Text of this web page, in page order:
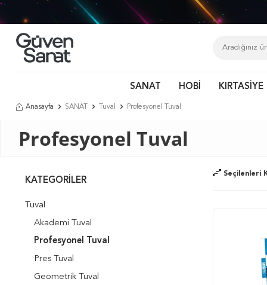
SANAT HOBİ KIRTASİYE
Anasayfa SANAT Tuval Profesyonel Tuval
Profesyonel Tuval
KATEGORILER
Tuval
Akademi Tuval
Profesyonel Tuval
Pres Tuval
Geometrik Tuval
Seçilenleri